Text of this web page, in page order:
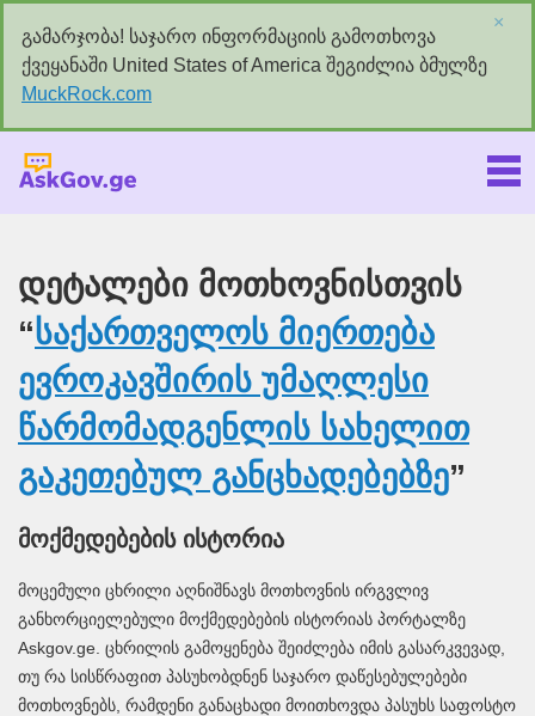
გამარჯობა! საჯარო ინფორმაციის გამოთხოვა
ქვეყანაში United States of America შეგიძლია ბმულზე
MuckRock.com
×
დეტალები მოთხოვნისთვის
“საქართველოს მიერთება
ევროკავშირის უმაღლესი
წარმომადგენლის სახელით
გაკეთებულ განცხადებებზე”
მოქმედებების ისტორია
მოცემული ცხრილი აღნიშნავს მოთხოვნის ირგვლივ
განხორციელებული მოქმედებების ისტორიას პორტალზე
Askgov.ge. ცხრილის გამოყენება შეიძლება იმის გასარკვევად,
თუ რა სისწრაფით პასუხობდნენ საჯარო დაწესებულებები
მოთხოვნებს, რამდენი განაცხადი მოითხოვდა პასუხს საფოსტო